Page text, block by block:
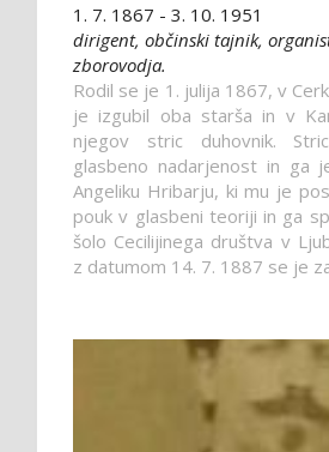
1. 7. 1867 - 3. 10. 1951
dirigent, občinski tajnik,
zborovodja.
Rodil se je 1. julija 1867, v
je izgubil oba starša in v
njegov stric duhovnik.
glasbeno nadarjenost in ga
Angeliku Hribarju, ki mu je
pouk v glasbeni teoriji in ga
šolo Cecilijinega društva v
z datumom 14. 7. 1887 se je